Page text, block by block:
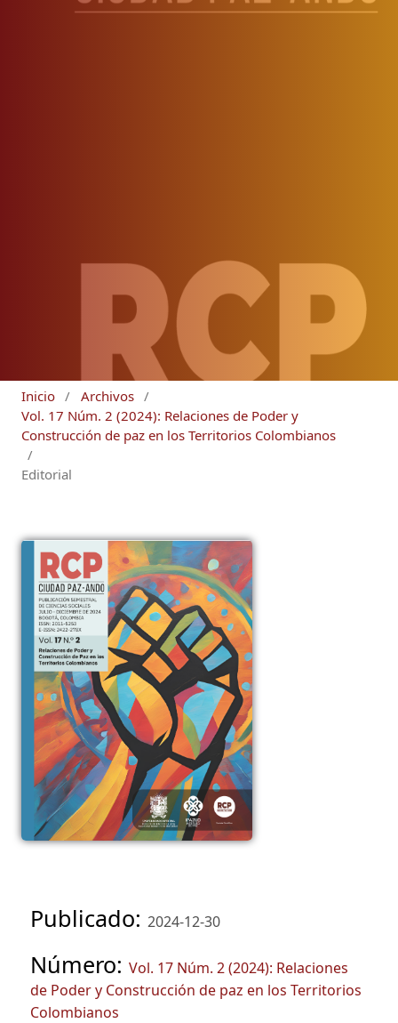
Inicio / Archivos /
Vol. 17 Núm. 2 (2024): Relaciones de Poder y
Construcción de paz en los Territorios Colombianos
/
Editorial
Publicado: 2024-12-30
Número: Vol. 17 Núm. 2 (2024): Relaciones
de Poder y Construcción de paz en los Territorios
Colombianos